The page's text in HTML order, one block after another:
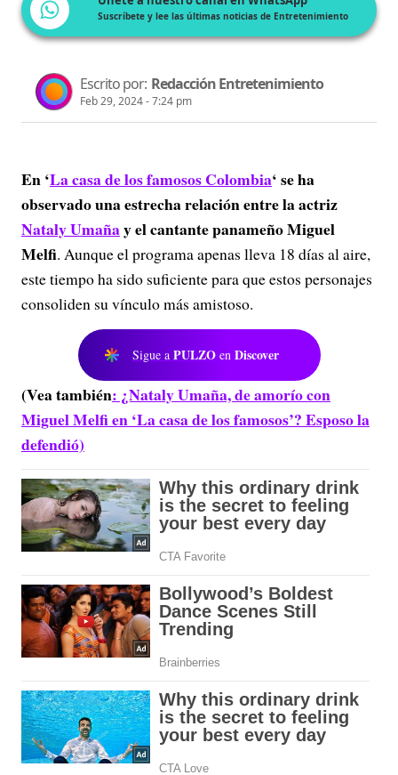
Suscríbete y lee las últimas noticias de Entretenimiento
Escrito por: Redacción Entretenimiento
Feb 29, 2024 - 7:24 pm
En ‘La casa de los famosos Colombia‘ se ha
observado una estrecha relación entre la actriz
Nataly Umañay el cantante panameño Miguel
Melfi. Aunque el programa apenas lleva 18 días al aire,
este tiempo ha sido suficiente para que estos personajes
consoliden su vínculo más amistoso.
Sigue a PULZO en Discover
(Vea también: ¿Nataly Umaña, de amorío con
Miguel Melfi en ‘La casa de los famosos’? Esposo la
defendió)